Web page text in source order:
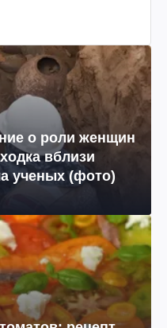
о роли женщин
вблизи
ученых (фото)